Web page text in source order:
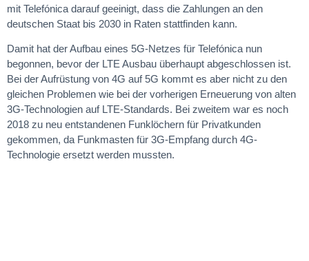
mit Telefónica darauf geeinigt, dass die Zahlungen an den
deutschen Staat bis 2030 in Raten stattfinden kann.
Damit hat der Aufbau eines 5G-Netzes für Telefónica nun
begonnen, bevor der LTE Ausbau überhaupt abgeschlossen ist.
Bei der Aufrüstung von 4G auf 5G kommt es aber nicht zu den
gleichen Problemen wie bei der vorherigen Erneuerung von alten
3G-Technologien auf LTE-Standards. Bei zweitem war es noch
2018 zu neu entstandenen Funklöchern für Privatkunden
gekommen, da Funkmasten für 3G-Empfang durch 4G-
Technologie ersetzt werden mussten.